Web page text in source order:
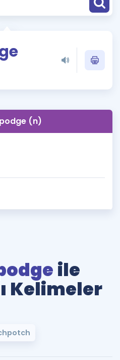
(n)
ile
Kelimeler